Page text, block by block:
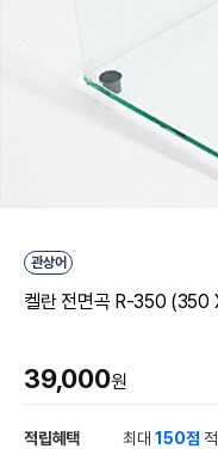
관상어
켈란 전면곡 R-350
39,000원
적립혜택 최대150점